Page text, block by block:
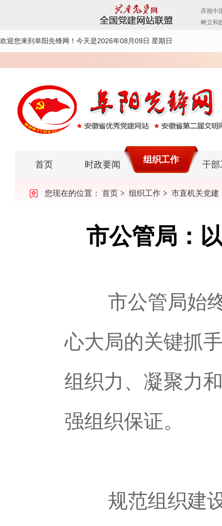
欢迎您来到阜阳先锋网！ 今天是2026年08月09日 星期日
首页 时政要闻 组织工作 干部
您现在的位置： 首页 组织工作 市直机关党建
市公管局：
市公管局始终
心大局的关键抓
组织力、凝聚力
强组织保证。
规范组织建设